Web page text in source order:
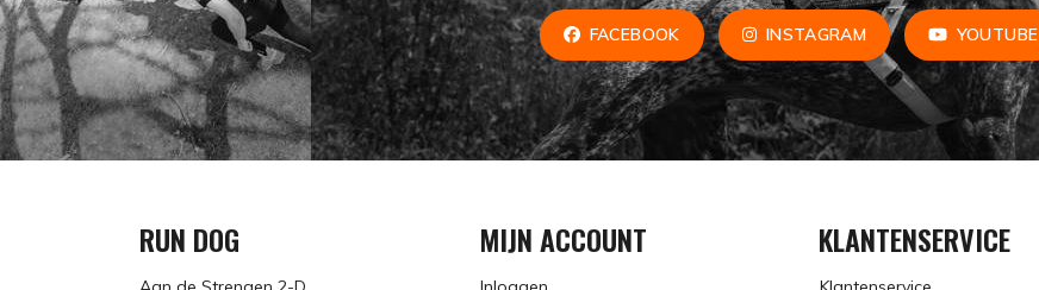
FACEBOOK INSTAGRAM YOUTUBE
RUN DOG MIJN ACCOUNT KLANTENSERVICE